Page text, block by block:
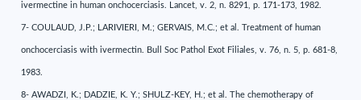
ivermectine in human onchocerciasis. Lancet, v. 2, n. 8291, p. 171-173, 1982.
7- COULAUD, J.P.; LARIVIERI, M.; GERVAIS, M.C.; et al. Treatment of human
onchocerciasis with ivermectin. Bull Soc Pathol Exot Filiales, v. 76, n. 5, p. 681-8,
1983.
8- AWADZI, K.; DADZIE, K. Y.; SHULZ-KEY, H.; et al. The chemotherapy of